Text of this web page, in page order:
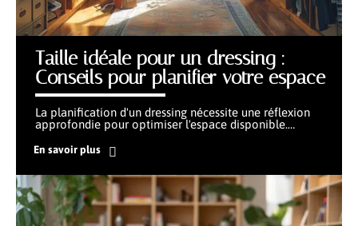
Taille idéale pour un dressing :
Conseils pour planifier votre espace
La planification d'un dressing nécessite une réflexion
approfondie pour optimiser l'espace disponible.…
En savoir plus